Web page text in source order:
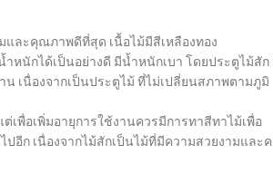
และคุณภาพดีที่สุด เนื้อไม้มีสีเหลืองทอง
หนักได้เป็นอย่างดี มีน้ำหนักเบา โดยประตูไม้สัก
เนื่องจากเป็นประตูไม้ ที่ไม่เปลี่ยนสภาพตามภูมิ
พื่อเพิ่มอายุการใช้งานควรมีการทาสีทาไม้เพื่อ
อีก เนื่องจากไม้สักเป็นไม้ที่มีความสวยงามและ